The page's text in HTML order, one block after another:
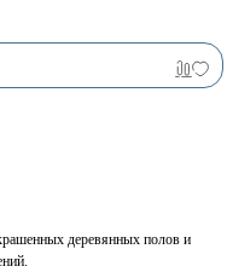
деревянных полов и